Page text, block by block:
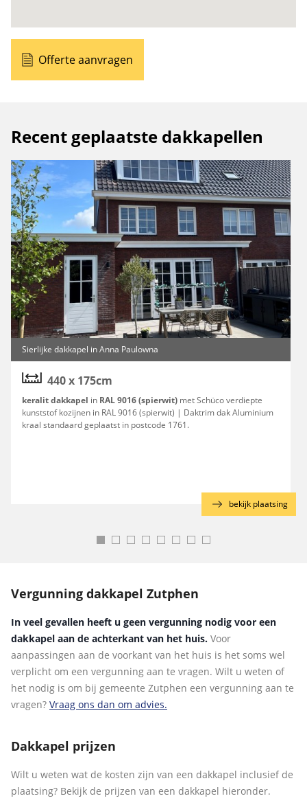
Offerte aanvragen
Recent geplaatste dakkapellen
Sierlijke dakkapel in Anna Paulowna
440 x 175cm
keralit dakkapel in RAL 9016 (spierwit) met Schüco verdiepte
kunststof kozijnen in RAL 9016 (spierwit) | Daktrim dak Aluminium
kraal standaard geplaatst in postcode 1761.
bekijk plaatsing
Vergunning dakkapel Zutphen
In veel gevallen heeft u geen vergunning nodig voor een
dakkapel aan de achterkant van het huis. Voor
aanpassingen aan de voorkant van het huis is het soms wel
verplicht om een vergunning aan te vragen. Wilt u weten of
het nodig is om bij gemeente Zutphen een vergunning aan te
vragen? Vraag ons dan om advies.
Dakkapel prijzen
Wilt u weten wat de kosten zijn van een dakkapel inclusief de
plaatsing? Bekijk de prijzen van een dakkapel hieronder.